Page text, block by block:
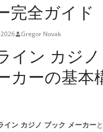
完全ガイド
Gregor Novak
イン カジ
カーの基本
イン カジノ ブック メーカー